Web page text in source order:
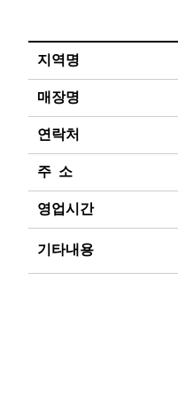
지역명
매장명
연락처
주 소
영업시간
기타내용